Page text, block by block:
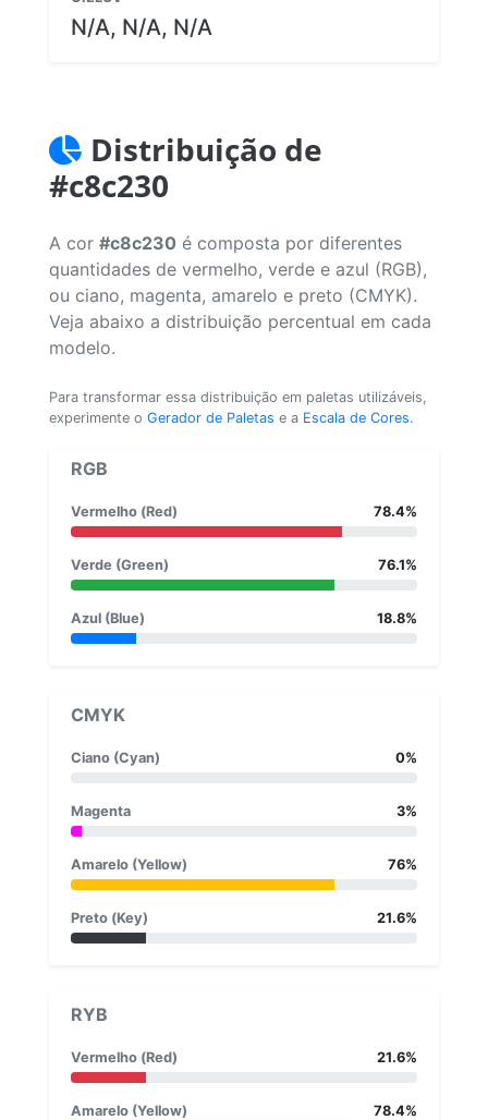
N/A, N/A, N/A
Distribuição de
#c8c230
A cor #c8c230 é composta por diferentes
quantidades de vermelho, verde e azul (RGB),
ou ciano, magenta, amarelo e preto (CMYK).
Veja abaixo a distribuição percentual em cada
modelo.
Para transformar essa distribuição em paletas utilizáveis,
experimente o Gerador de Paletas e a Escala de Cores.
RGB
Vermelho (Red) 78.4%
Verde (Green) 76.1%
Azul (Blue) 18.8%
CMYK
Ciano (Cyan) 0%
Magenta 3%
Amarelo (Yellow) 76%
Preto (Key) 21.6%
RYB
Vermelho (Red) 21.6%
Amarelo (Yellow) 78.4%